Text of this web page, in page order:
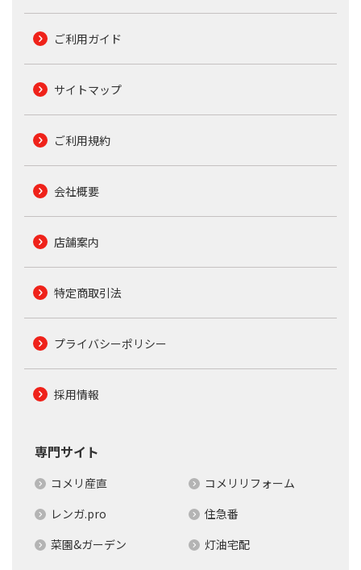
ご利用ガイド
サイトマップ
ご利用規約
会社概要
店舗案内
特定商取引法
プライバシーポリシー
採用情報
専門サイト
コメリ産直
コメリリフォーム
レンガ.pro
住急番
菜園&ガーデン
灯油宅配